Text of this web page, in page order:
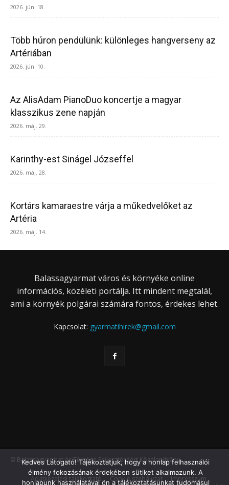
2026. jún. 18.
Több húron pendülünk: különleges hangverseny az
Artériában
2026. jún. 10.
Az AlisAdam PianoDuo koncertje a magyar
klasszikus zene napján
2026. máj. 29.
Karinthy-est Sinágel Józseffel
2026. máj. 28.
Kortárs kamaraestre várja a műkedvelőket az
Artéria
2026. máj. 14.
Balassagyarmat város és környéke online
információs, közéleti portálja. Itt mindent megtalál,
ami a környék polgárai számára fontos, érdekes lehet.
Kapcsolat: gyarmatihirek@gmail.com
© Balassagyarmat és Térsége Fejlesztéséért Közalapítvány
Adatkezelési tájékoztató Cookie szabályzat Impresszum
Kedves Látogató! Tájékoztatjuk, hogy a honlap felhasználói
élmény fokozásának érdekében sütiket alkalmazunk. A
honlapunk használatával ön a tájékoztatásunkat tudomásul